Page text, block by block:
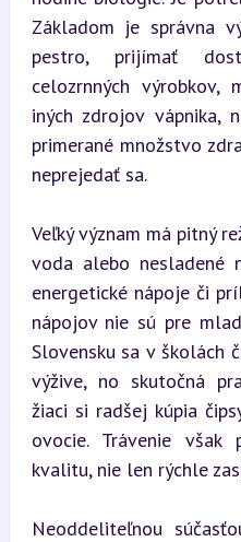
Základom je správna
pestro, prijímať
celozrnných výrobkov,
iných zdrojov vápnika,
primerané množstvo
neprejedať sa.
Veľký význam má pitný
voda alebo nesladené
energetické nápoje či
nápojov nie sú pre
Slovensku sa v školách
výžive, no skutočná
žiaci si radšej kúpia
ovocie. Trávenie však
kvalitu, nie len rýchle
Neoddeliteľnou